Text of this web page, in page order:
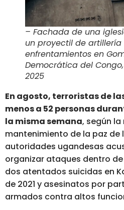
– Fachada de una
un proyectil de artillería
enfrentamientos en
Democrática del
2025
En agosto, terroristas de
menos a 52 personas
la misma semana, según
mantenimiento de la paz de
autoridades ugandesas
organizar ataques dentro
dos atentados suicidas en
de 2021 y asesinatos por
armados contra altos